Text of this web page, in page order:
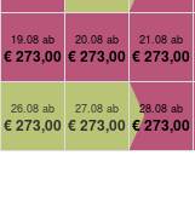
19.08 ab
€ 273,00
20.08 ab
€ 273,00
21.08 ab
€ 273,00
26.08 ab
€ 273,00
27.08 ab
€ 273,00
28.08 ab
€ 273,00